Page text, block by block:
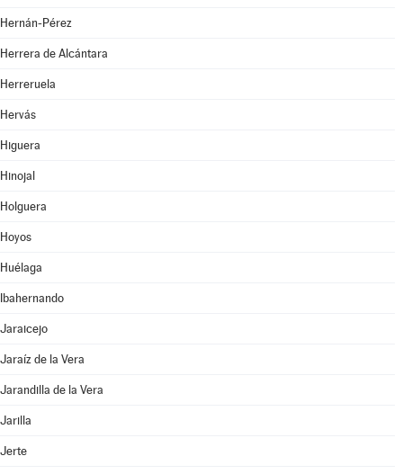
Hernán-Pérez
Herrera de Alcántara
Herreruela
Hervás
Higuera
Hinojal
Holguera
Hoyos
Huélaga
Ibahernando
Jaraicejo
Jaraíz de la Vera
Jarandilla de la Vera
Jarilla
Jerte